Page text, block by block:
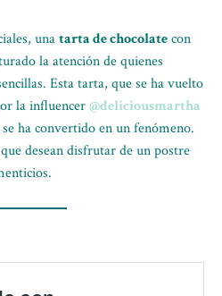
unatarta de chocolatecon
la atención de quienes
Esta tarta, que se ha vuelto
la influencer@deliciousmartha
ha convertido en un fenómeno.
desean disfrutar de un postre